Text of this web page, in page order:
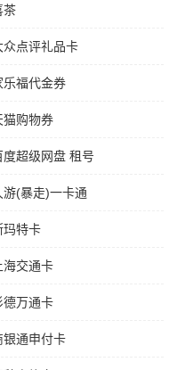
茶
点评礼品卡
乐福代金券
猫购物券
超级网盘 租号
(暴走)一卡通
玛特卡
海交通卡
德万通卡
银通申付卡